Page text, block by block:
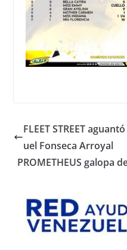
FLEET STREET
uel Fonseca Arroyal
PROMETHEUS galopa